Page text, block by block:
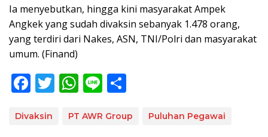
Ia menyebutkan, hingga kini masyarakat Ampek
Angkek yang sudah divaksin sebanyak 1.478 orang,
yang terdiri dari Nakes, ASN, TNI/Polri dan masyarakat
umum. (Finand)
F
e
T
itt
W
at
Li
e ar
Divaksin PT AWR Group Puluhan Pegawai